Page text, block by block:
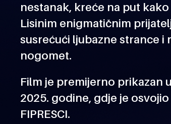
nestanak, kreće na put
Lisinim enigmatičnim
susrećući ljubazne strance i
nogomet.
Film je premijerno prikazan
2025. godine, gdje je
FIPRESCI.